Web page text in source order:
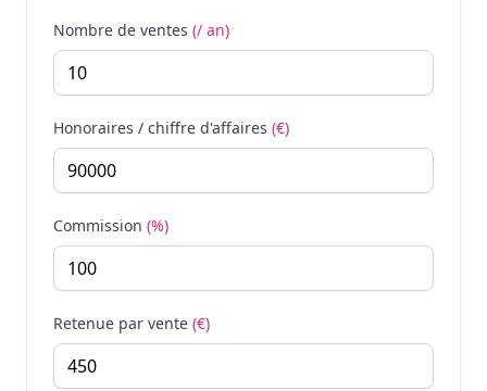
Nombre de ventes (/ an)
Honoraires / chiffre d'affaires (€)
Commission (%)
Retenue par vente (€)